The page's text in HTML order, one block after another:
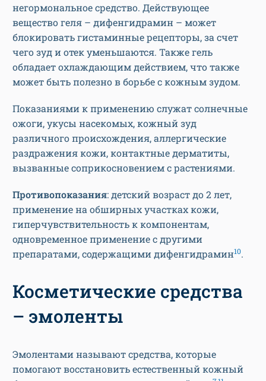
негормональное средство. Действующее
вещество геля – дифенгидрамин – может
блокировать гистаминные рецепторы, за счет
чего зуд и отек уменьшаются. Также гель
обладает охлаждающим действием, что также
может быть полезно в борьбе с кожным зудом.
Показаниями к применению служат солнечные
ожоги, укусы насекомых, кожный зуд
различного происхождения, аллергические
раздражения кожи, контактные дерматиты,
вызванные соприкосновением с растениями.
Противопоказания: детский возраст до 2 лет,
применение на обширных участках кожи,
гиперчувствительность к компонентам,
одновременное применение с другими
препаратами, содержащими дифенгидрамин10.
Косметические средства
– эмоленты
Эмолентами называют средства, которые
помогают восстановить естественный кожный